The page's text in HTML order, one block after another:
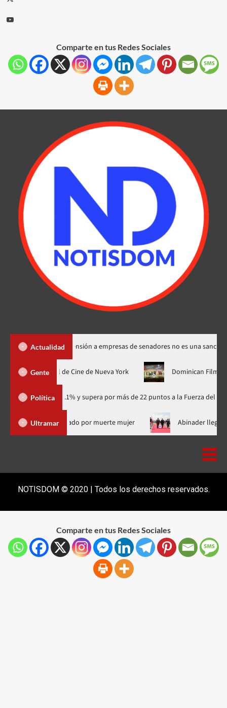
Comparte en tus Redes Sociales
Actualidad
dice suspensión a empresas de senadores no es una sanción
Gente
su estreno mundial en el Festival de Cine de Nueva York
Política
41.1% y supera por más de 22 puntos a la Fuerza del Pueblo
Ultramar
Salió de RD supuesto médico investigado por muerte mujer
NOTISDOM © 2020 | Todos los derechos reservados.
Comparte en tus Redes Sociales